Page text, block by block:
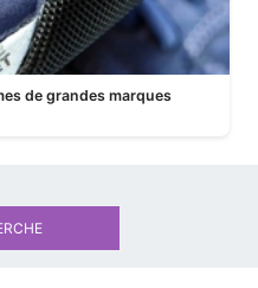
de grandes marques